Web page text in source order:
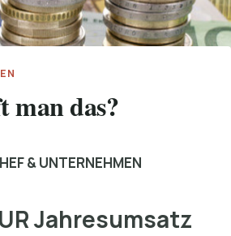
man das?
& UNTERNEHMEN
Jahresumsatz